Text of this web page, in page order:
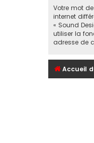
Votre mot
internet
« Sound
utiliser la
adresse de
Accueil